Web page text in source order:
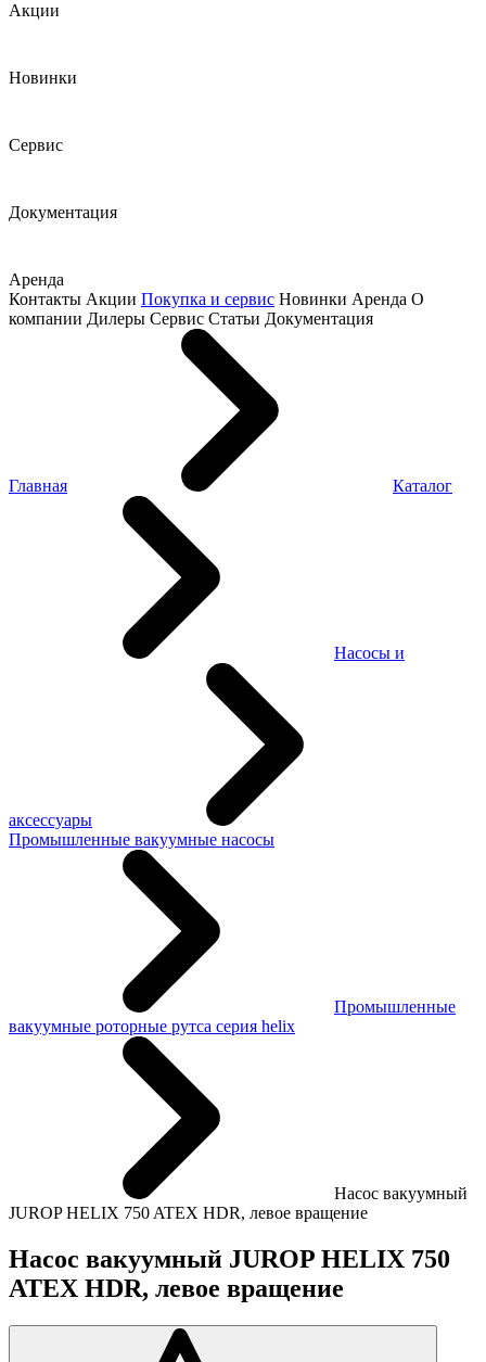
Акции
Новинки
Сервис
Документация
Аренда
Контакты Акции Покупка и сервис Новинки Аренда О
компании Дилеры Сервис Статьи Документация
Главная Каталог
Насосы и
аксессуары
Промышленные вакуумные насосы
Промышленные
вакуумные роторные рутса серия helix
Насос вакуумный
JUROP HELIX 750 ATEX HDR, левое вращение
Насос вакуумный JUROP HELIX 750
ATEX HDR, левое вращение